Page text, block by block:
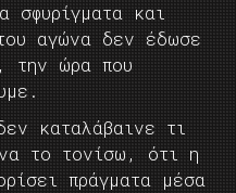
σφυρίγματα και
αγώνα δεν έδωσε
την ώρα που
καταλάβαινε τι
το τονίσω, ότι η
πράγματα μέσα